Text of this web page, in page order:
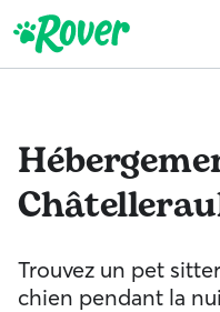
Trouvez un pet
chien pendant la